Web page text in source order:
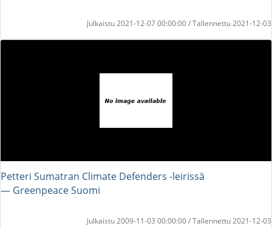
Julkaistu 2021-12-07 00:00:00 / Tallennettu 2021-12-03
Petteri Sumatran Climate Defenders -leirissä
― Greenpeace Suomi
Julkaistu 2009-11-03 00:00:00 / Tallennettu 2021-12-03